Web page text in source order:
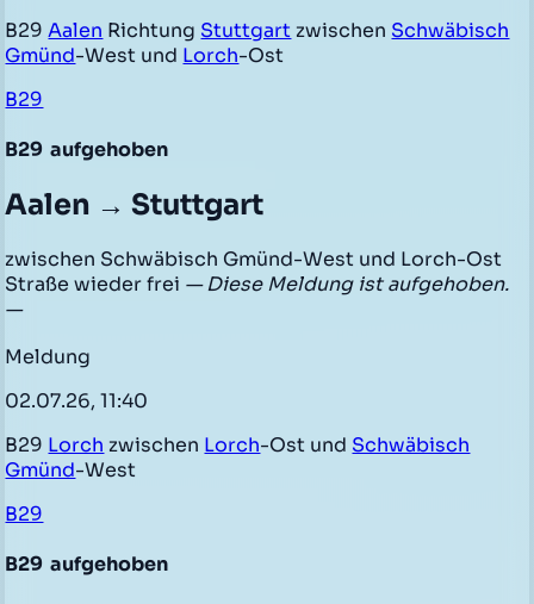
B29Aalen Richtung Stuttgart zwischen Schwäbisch
Gmünd-West und Lorch-Ost
B29
B29 aufgehoben
Aalen → Stuttgart
zwischen Schwäbisch Gmünd-West und Lorch-Ost
Straße wieder frei — Diese Meldung ist aufgehoben.
—
Meldung
02.07.26, 11:40
B29 Lorch zwischen Lorch-Ost und Schwäbisch
Gmünd-West
B29
B29 aufgehoben